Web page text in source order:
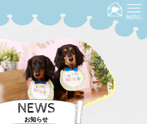
NEWS
お知らせ